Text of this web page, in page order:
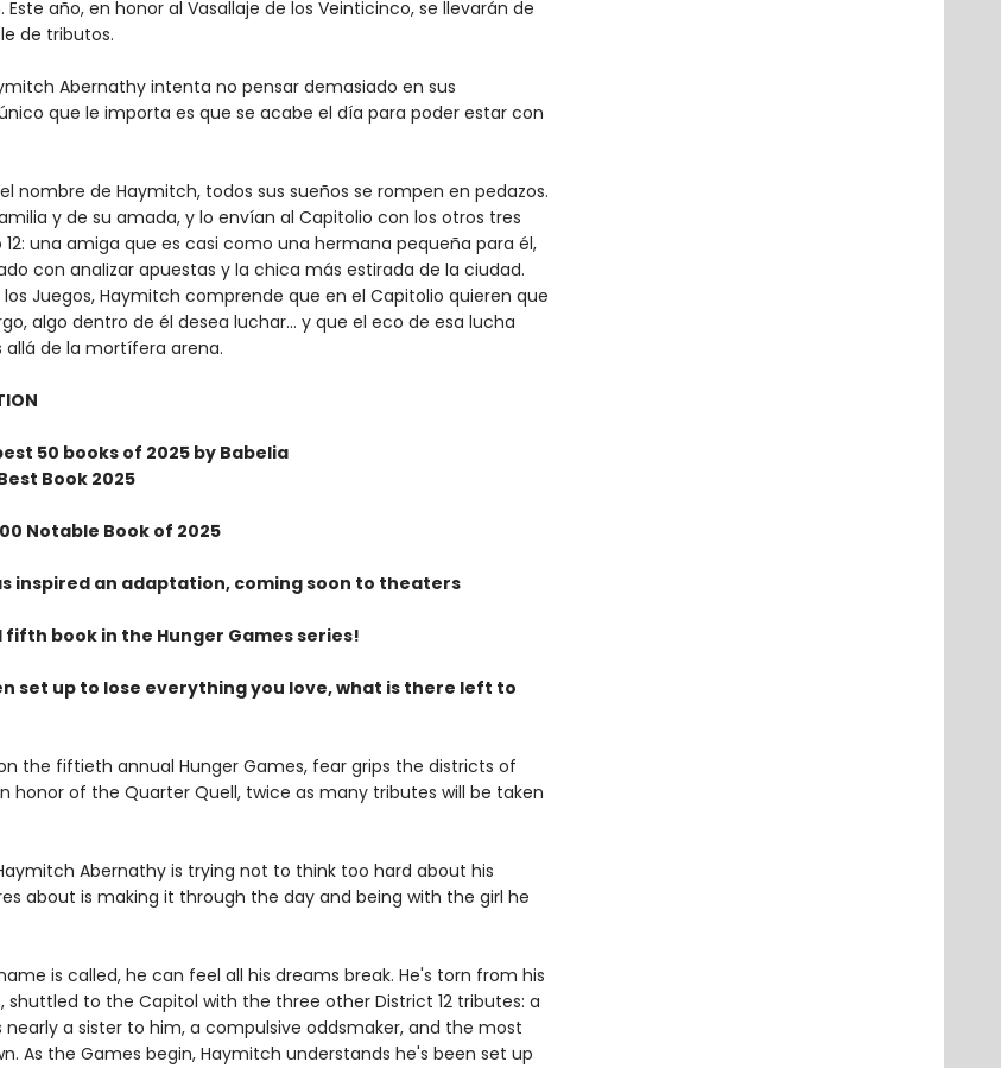
año, en honor al Vasallaje de los Veinticinco, se llevarán de
de tributos.
Abernathy intenta no pensar demasiado en sus
que le importa es que se acabe el día para poder estar con
nombre de Haymitch, todos sus sueños se rompen en pedazos.
y de su amada, y lo envían al Capitolio con los otros tres
una amiga que es casi como una hermana pequeña para él,
con analizar apuestas y la chica más estirada de la ciudad.
Juegos, Haymitch comprende que en el Capitolio quieren que
algo dentro de él desea luchar… y que el eco de esa lucha
de la mortífera arena.
50 books of 2025 by Babelia
Book 2025
Notable Book of 2025
inspired an adaptation, coming soon to theaters
book in the Hunger Games series!
set up to lose everything you love, what is there left to
the fiftieth annual Hunger Games, fear grips the districts of
honor of the Quarter Quell, twice as many tributes will be taken
Abernathy is trying not to think too hard about his
about is making it through the day and being with the girl he
is called, he can feel all his dreams break. He's torn from his
shuttled to the Capitol with the three other District 12 tributes: a
nearly a sister to him, a compulsive oddsmaker, and the most
As the Games begin, Haymitch understands he's been set up